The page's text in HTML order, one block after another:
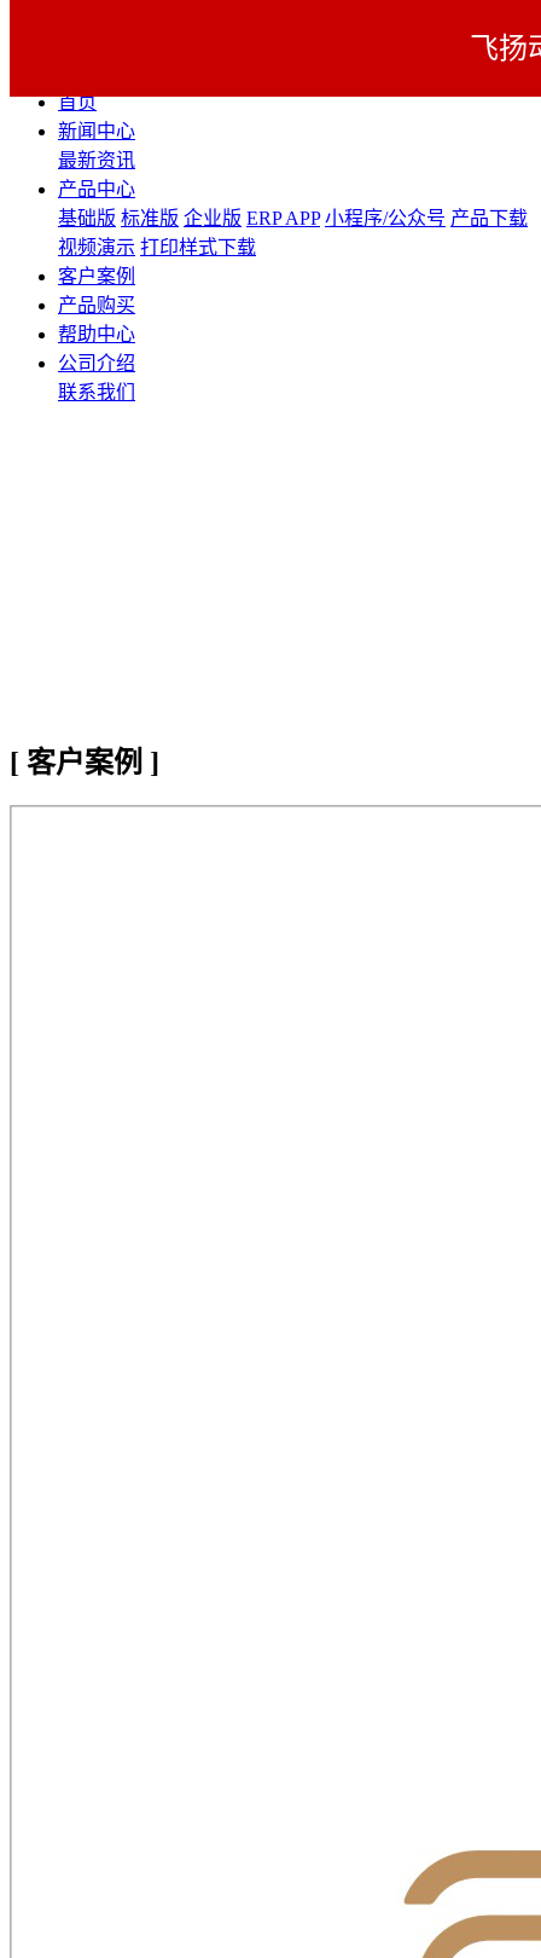
首页
新闻中心
最新资讯
产品中心
基础版 标准版 企业版 ERP APP 小程序/公众号 产品下载
视频演示 打印样式下载
客户案例
产品购买
帮助中心
公司介绍
联系我们
飞扬
[ 客户案例 ]